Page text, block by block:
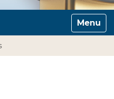
Toggle